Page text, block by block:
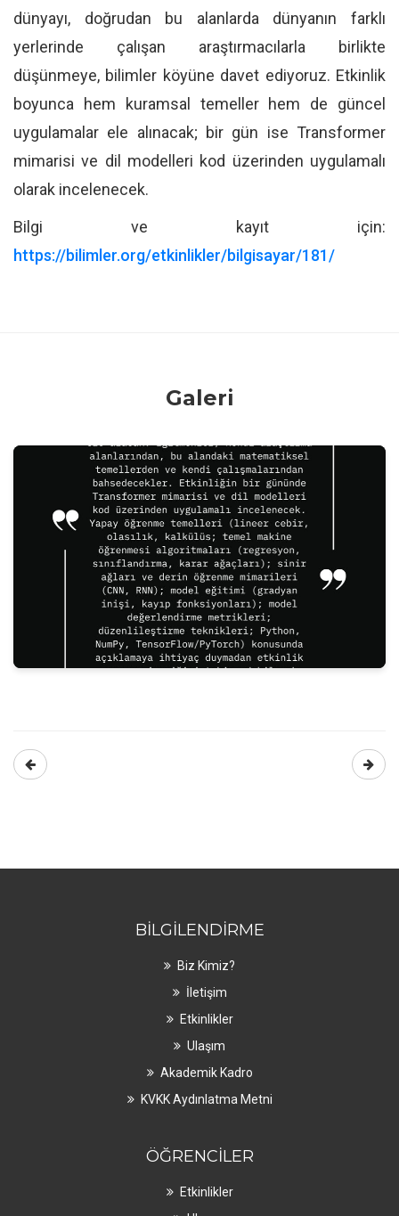
dünyayı, doğrudan bu alanlarda dünyanın farklı
yerlerinde çalışan araştırmacılarla birlikte
düşünmeye, bilimler köyüne davet ediyoruz. Etkinlik
boyunca hem kuramsal temeller hem de güncel
uygulamalar ele alınacak; bir gün ise Transformer
mimarisi ve dil modelleri kod üzerinden uygulamalı
olarak incelenecek.
Bilgi ve kayıt için:
https://bilimler.org/etkinlikler/bilgisayar/181/
Galeri
BILGILENDIRME
Biz Kimiz?
İletişim
Etkinlikler
Ulaşım
Akademik Kadro
KVKK Aydınlatma Metni
ÖĞRENCILER
Etkinlikler